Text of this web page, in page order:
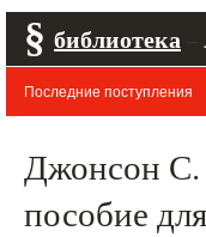
§ библиотека
Последние поступления
Джонсон С.
пособие